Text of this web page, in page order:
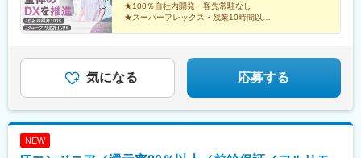
★100％自社内開発・客先常駐なし
★スーパーフレックス・残業10時間以下
気になる 応募する
NEW